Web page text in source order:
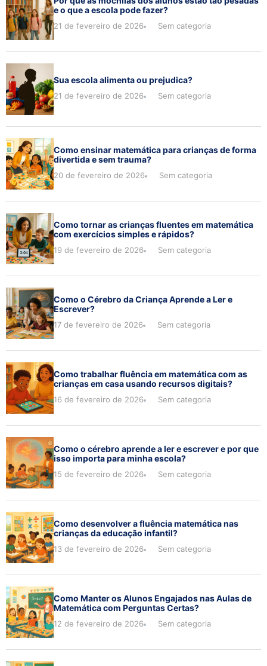
e o que a escola pode fazer?
21 de fevereiro de 2026 Sem categoria
Sua escola alimenta ou prejudica?
21 de fevereiro de 2026 Sem categoria
Como ensinar matemática para crianças de forma
divertida e sem trauma?
20 de fevereiro de 2026 Sem categoria
Como tornar as crianças fluentes em matemática
com exercícios simples e rápidos?
19 de fevereiro de 2026 Sem categoria
Como o Cérebro da Criança Aprende a Ler e
Escrever?
17 de fevereiro de 2026 Sem categoria
Como trabalhar fluência em matemática com as
crianças em casa usando recursos digitais?
16 de fevereiro de 2026 Sem categoria
Como o cérebro aprende a ler e escrever e por que
isso importa para minha escola?
15 de fevereiro de 2026 Sem categoria
Como desenvolver a fluência matemática nas
crianças da educação infantil?
13 de fevereiro de 2026 Sem categoria
Como Manter os Alunos Engajados nas Aulas de
Matemática com Perguntas Certas?
12 de fevereiro de 2026 Sem categoria